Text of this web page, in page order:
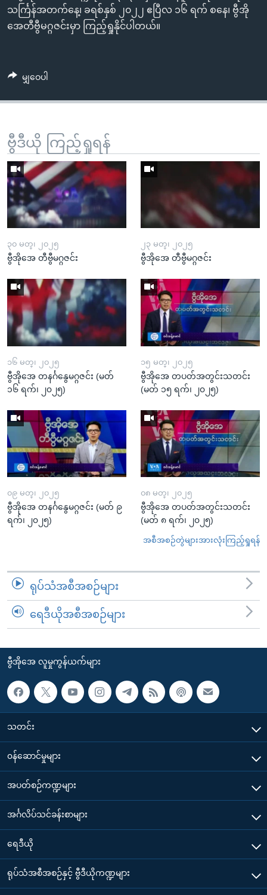
ကျော်
ရန်
သင်္ကြန်အတက်နေ့၊ ခရစ်နှစ် ၂၀၂၂ ဧပြီလ ၁၆ ရက် စနေ၊ ဗွီအို
အေတီဗွီမဂ္ဂဇင်းမှာ ကြည့်ရှုနိုင်ပါတယ်။
မျှဝေပါ
ဗွီဒီယို ကြည့်ရှုရန်
၃၀ မတ္၊ ၂၀၂၅
ဗွီအိုအေ တီဗွီမဂ္ဂဇင်း
၂၃ မတ္၊ ၂၀၂၅
ဗွီအိုအေ တီဗွီမဂ္ဂဇင်း
၁၆ မတ္၊ ၂၀၂၅
ဗွီအိုအေ တနင်္ဂနွေမဂ္ဂဇင်း (မတ်
၁၆ ရက်၊ ၂၀၂၅)
၁၅ မတ္၊ ၂၀၂၅
ဗွီအိုအေ တပတ်အတွင်းသတင်း
(မတ် ၁၅ ရက်၊ ၂၀၂၅)
၀၉ မတ္၊ ၂၀၂၅
ဗွီအိုအေ တနင်္ဂနွေမဂ္ဂဇင်း (မတ် ၉
ရက်၊ ၂၀၂၅)
၀၈ မတ္၊ ၂၀၂၅
ဗွီအိုအေ တပတ်အတွင်းသတင်း
(မတ် ၈ ရက်၊ ၂၀၂၅)
အစီအစဉ်တွဲများအားလုံးကြည့်ရှုရန်
ရုပ်သံအစီအစဉ်များ
ရေဒီယိုအစီအစဉ်များ
ဗွီအိုအေ လူမှုကွန်ယက်များ
သတင်း
၀န်ဆောင်မှုများ
အပတ်စဉ်ကဏ္ဍများ
အင်္ဂလိပ်သင်ခန်းစာများ
ရေဒီယို
ရုပ်သံအစီအစဉ်နှင့် ဗွီဒီယိုကဏ္ဍများ